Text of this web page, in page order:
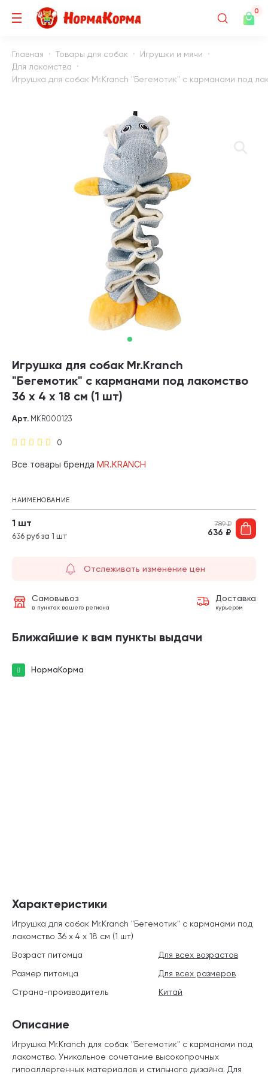
0
Главная Товары для собак
Игрушки и мячи
Для лакомства
Игрушка для собак Mr.Kranch "Бегемотик" с карманами под
Игрушка для собак Mr.Kranch
"Бегемотик" с карманами под лакомство
36 х 4 х 18 см (1 шт)
0
Арт. MKR000123
Все товары бренда MR.KRANCH
НАИМЕНОВАНИЕ
1 шт
636 руб за 1 шт
789₽
636 ₽
Отслеживать изменение цен
Самовывоз
в пунктах вашего региона
Доставка
курьером
Ближайшие к вам пункты выдачи
НормаКорма
Описание
Игрушка Mr.Kranch для собак "Бегемотик" с карманами под
лакомство. Уникальное сочетание высокопрочных
гипоаллергенных материалов и стильного дизайна. Для
Характеристики
Игрушка для собак Mr.Kranch "Бегемотик" с карманами под
лакомство 36 х 4 х 18 см (1 шт)
Возраст питомца
Для всех возрастов
Размер питомца
Для всех размеров
Страна-производитель
Китай